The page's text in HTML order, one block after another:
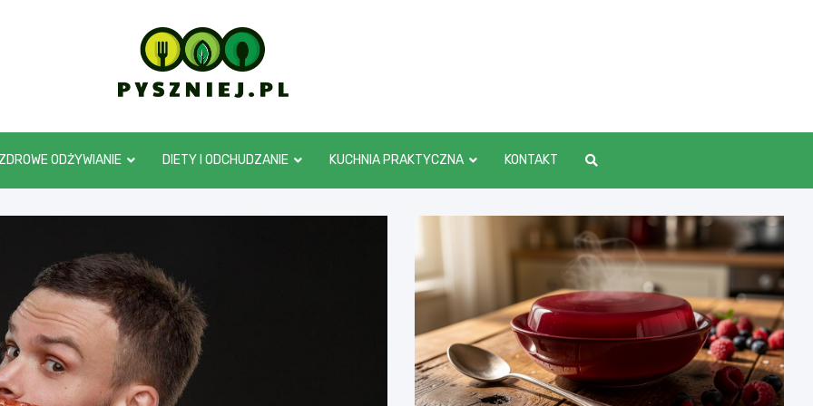
pyszniej.pl
ZDROWE ODŻYWIANIE DIETY I ODCHUDZANIE KUCHNIA PRAKTYCZNA KONTAKT